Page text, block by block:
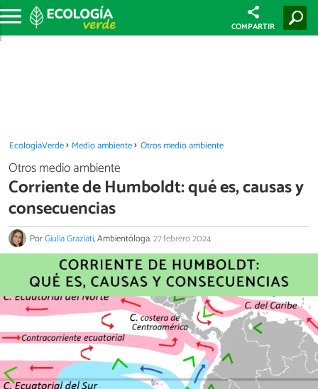
COMPARTIR
EcologíaVerde Medio ambiente Otros medio ambiente
Otros medio ambiente
Corriente de Humboldt: qué es, causas y
consecuencias
PorGiulia Graziati, Ambientóloga.27 febrero 2024